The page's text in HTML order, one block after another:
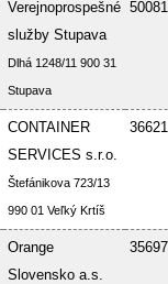
Verejnoprospešné
služby Stupava
Dlhá 1248/11 900 31
Stupava
CONTAINER
SERVICES s.r.o.
Štefánikova 723/13
990 01 Veľký Krtíš
Orange
Slovensko a.s.